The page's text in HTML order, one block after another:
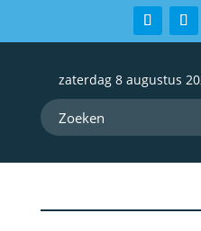
zaterdag 8 augustus